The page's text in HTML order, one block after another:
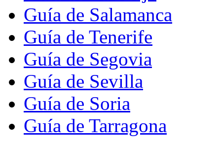
Guía de Salamanca
Guía de Tenerife
Guía de Segovia
Guía de Sevilla
Guía de Soria
Guía de Tarragona